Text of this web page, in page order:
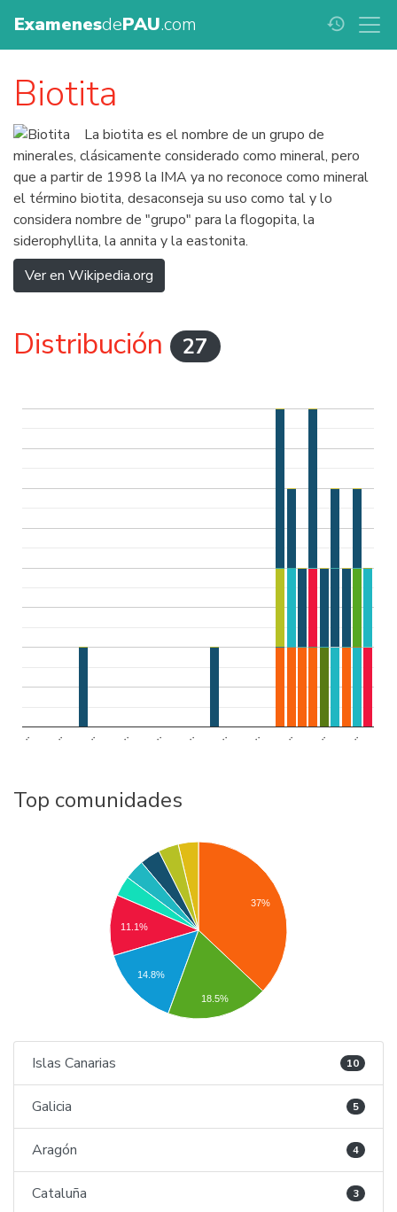
ExamenesdePAU.com history
Biotita
La biotita es el nombre de un grupo de
minerales, clásicamente considerado como mineral, pero
que a partir de 1998 la IMA ya no reconoce como mineral
el término biotita, desaconseja su uso como tal y lo
considera nombre de "grupo" para la flogopita, la
siderophyllita, la annita y la eastonita.
Ver en Wikipedia.org
Distribución 27
.. .. .. .. .. .. .. .. .. .. ..
Top comunidades
37%
11.1%
14.8%
18.5%
Islas Canarias 10
Galicia 5
Aragón 4
Cataluña 3